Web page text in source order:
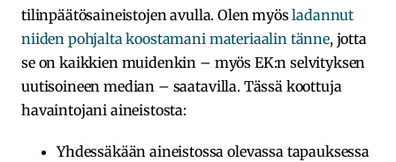
tilinpäätösaineistojen avulla. Olen myösladannut
niiden pohjalta koostamani materiaalin tänne, jotta
se on kaikkien muidenkin – myös EK:n selvityksen
uutisoineen median – saatavilla. Tässä koottuja
havaintojani aineistosta:
Yhdessäkään aineistossa olevassa tapauksessa